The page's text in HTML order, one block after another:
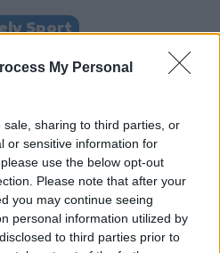
My Personal
sharing to third parties, or
or sensitive information for
use the below opt-out
Please note that after your
you may continue seeing
personal information utilized by
to third parties prior to
Sport
góljától hangos a
tett
ügyvédje a romániai